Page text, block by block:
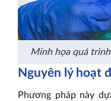
Minh họa quá
Nguyên lý hoạt
Phương pháp này